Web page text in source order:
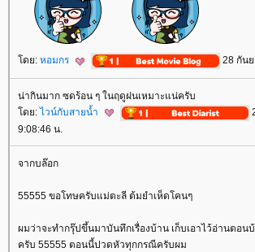
ดย: หอมกร 28 กัน
น่ากินมาก ซดร้อน ๆ ในฤดูฝนเหมาะแน่ครับ
ดย:ไวน์กับสายน้ำ
9:08:46 น.
จากบล๊อก
55555 ขอโทษครับแม่ตะลี ต้มยำเห็ดโคนๆ
ผมว่าจะทำกรุ๊ปขึ้นมาบันทึกเรื่องบ้าน เก็บเอาไว้อ่านตอน
ครับ 55555 ตอนนี้ปวดหัวทุกกรณีครับผม